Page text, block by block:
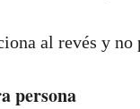
al revés y
persona